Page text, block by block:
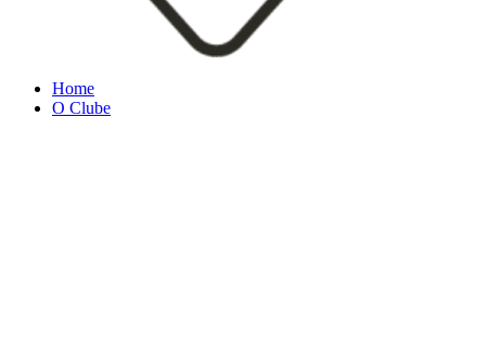
Home
O Clube